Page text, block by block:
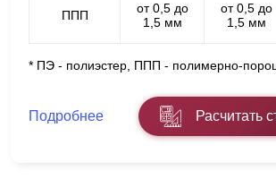
ППП
от 0,5 до
1,5 мм
от 0,5 до
1,5 мм
* ПЭ - полиэстер, ППП - полимерно-
Подробнее Расчитать